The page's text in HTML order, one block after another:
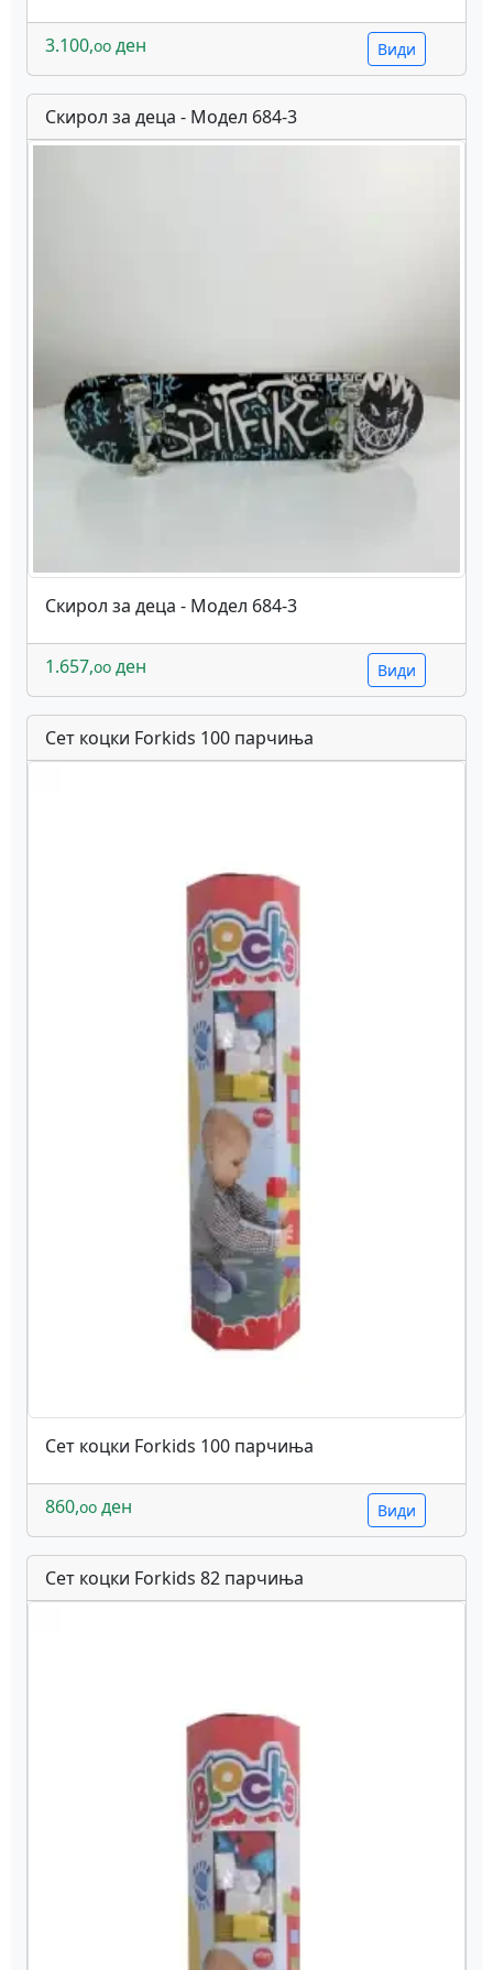
3.100,oo ден Види
Скирол за деца - Модел 684-3
Скирол за деца - Модел 684-3
1.657,oo ден Види
Сет коцки Forkids 100 парчиња
Сет коцки Forkids 100 парчиња
860,oo ден Види
Сет коцки Forkids 82 парчиња